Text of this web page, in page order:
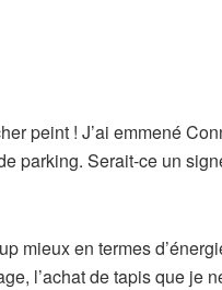
peint ! J’ai emmené
parking. Serait-ce un
mieux en termes
l’achat de tapis que je